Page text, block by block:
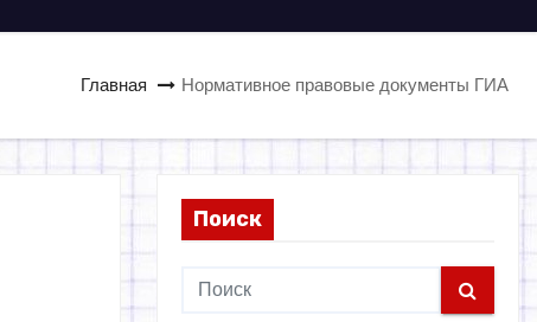
Главная Нормативное правовые документы ГИА
Поиск